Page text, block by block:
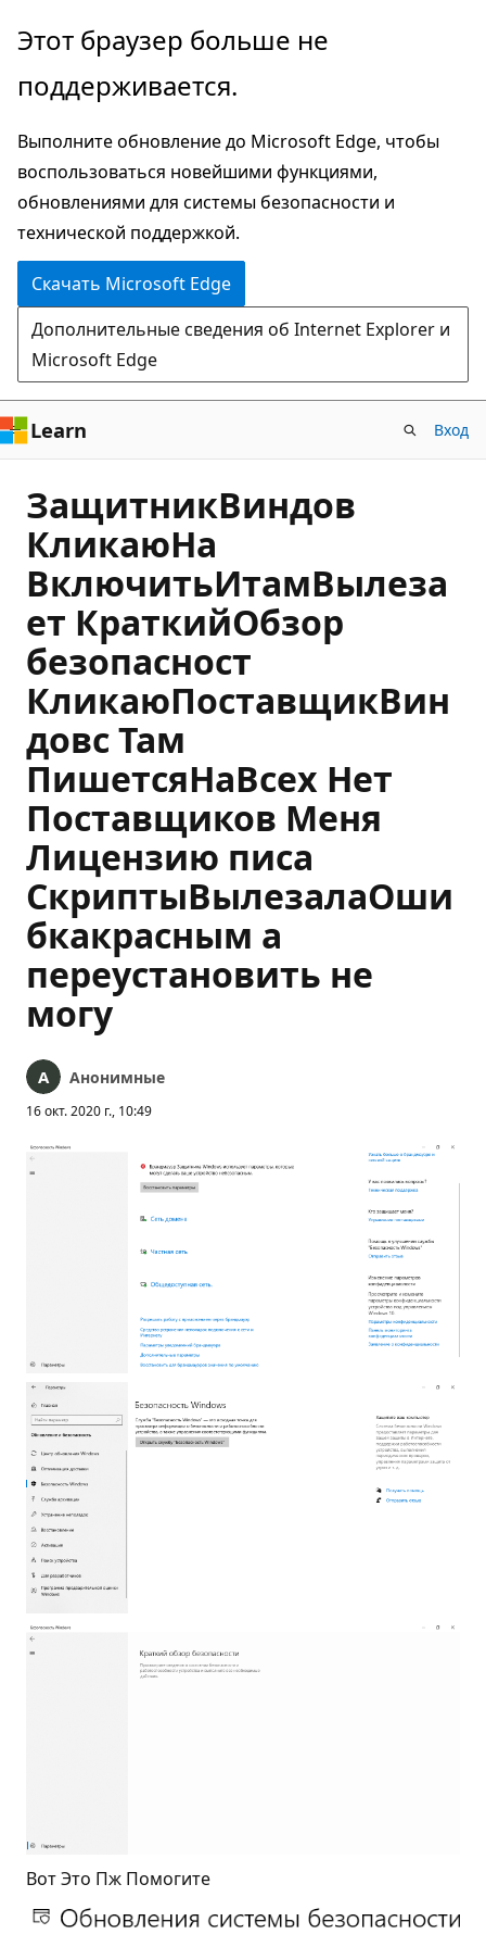
Пропустить
перейти
основному
содержимому
Этот браузер больше не
поддерживается.
Выполните обновление до Microsoft Edge, чтобы
воспользоваться новейшими функциями,
обновлениями для системы безопасности и
технической поддержкой.
Скачать Microsoft Edge
Дополнительные сведения об Internet Explorer и
Microsoft Edge
Learn Вход
ЗащитникВиндов
КликаюНа
ВключитьИтамВылеза
ет КраткийОбзор
безопасност
КликаюПоставщикВин
довс Там
ПишетсяНаВсех Нет
Поставщиков Меня
Лицензию писа
СкриптыВылезалаОши
бкакрасным а
переустановить не
могу
Анонимные
16 окт. 2020 г., 10:49
Вот Это Пж Помогите